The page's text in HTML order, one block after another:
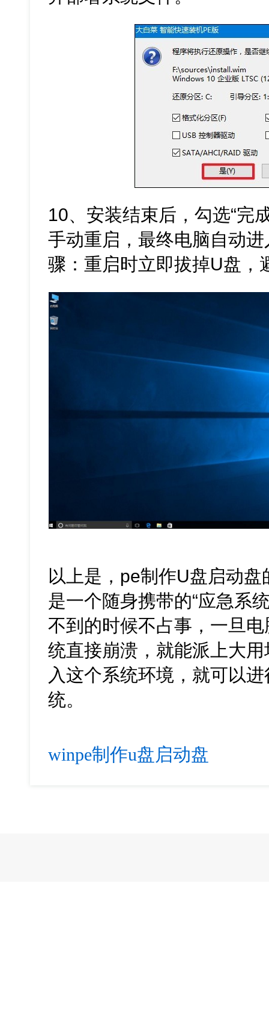
10、安装结束后，勾选“完
手动重启，最终电脑自动
骤：重启时立即拔掉U盘，
以上是，pe制作U盘启动
是一个随身携带的“应急系
不到的时候不占事，一旦
统直接崩溃，就能派上大
入这个系统环境，就可以
统。
winpe制作u盘启动盘